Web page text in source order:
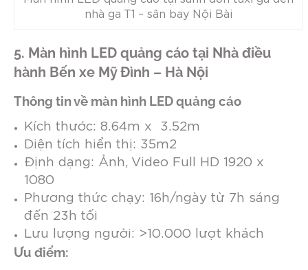
nhà ga T1 – sân bay Nội Bài
5. Màn hình LED quảng cáo tại Nhà điều
hành Bến xe Mỹ Đình – Hà Nội
Thông tin về màn hình LED quảng cáo
Kích thước: 8.64m x 3.52m
Diện tích hiển thị: 35m2
Định dạng: Ảnh, Video Full HD 1920 x
1080
Phương thức chạy: 16h/ngày từ 7h sáng
đến 23h tối
Lưu lượng người: >10.000 lượt khách
Ưu điểm: